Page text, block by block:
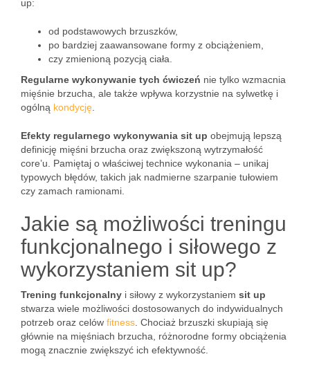
up:
od podstawowych brzuszków,
po bardziej zaawansowane formy z obciążeniem,
czy zmienioną pozycją ciała.
Regularne wykonywanie tych ćwiczeń nie tylko wzmacnia
mięśnie brzucha, ale także wpływa korzystnie na sylwetkę i
ogólną kondycję
Efekty regularnego wykonywania sit up obejmują lepszą
definicję mięśni brzucha oraz zwiększoną wytrzymałość
core’u. Pamiętaj o właściwej technice wykonania – unikaj
typowych błędów, takich jak nadmierne szarpanie tułowiem
czy zamach ramionami.
Jakie są możliwości treningu
funkcjonalnego i siłowego z
wykorzystaniem sit up?
Trening funkcjonalny i siłowy z wykorzystaniem sit up
stwarza wiele możliwości dostosowanych do indywidualnych
potrzeb oraz celów fitness . Chociaż brzuszki skupiają się
głównie na mięśniach brzucha, różnorodne formy obciążenia
mogą znacznie zwiększyć ich efektywność.